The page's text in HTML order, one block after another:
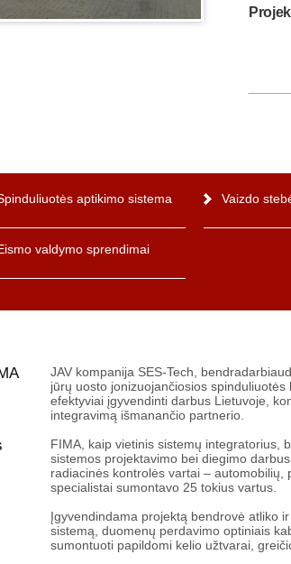
aptikimo sistema Vaizdo
valdymo sprendimai
JAV kompanija SES-Tech,
jūrų uosto jonizuojančiosios
efektyviai įgyvendinti darbus Lietuvoje,
integravimą išmanančio partnerio.
FIMA, kaip vietinis sistemų integratorius,
sistemos projektavimo bei diegimo
radiacinės kontrolės vartai –
specialistai sumontavo 25 tokius vartus.
Įgyvendindama projektą bendrovė atliko
sistemą, duomenų perdavimo optiniais
sumontuoti papildomi kelio užtvarai,